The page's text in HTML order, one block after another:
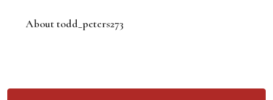
About todd_peters273